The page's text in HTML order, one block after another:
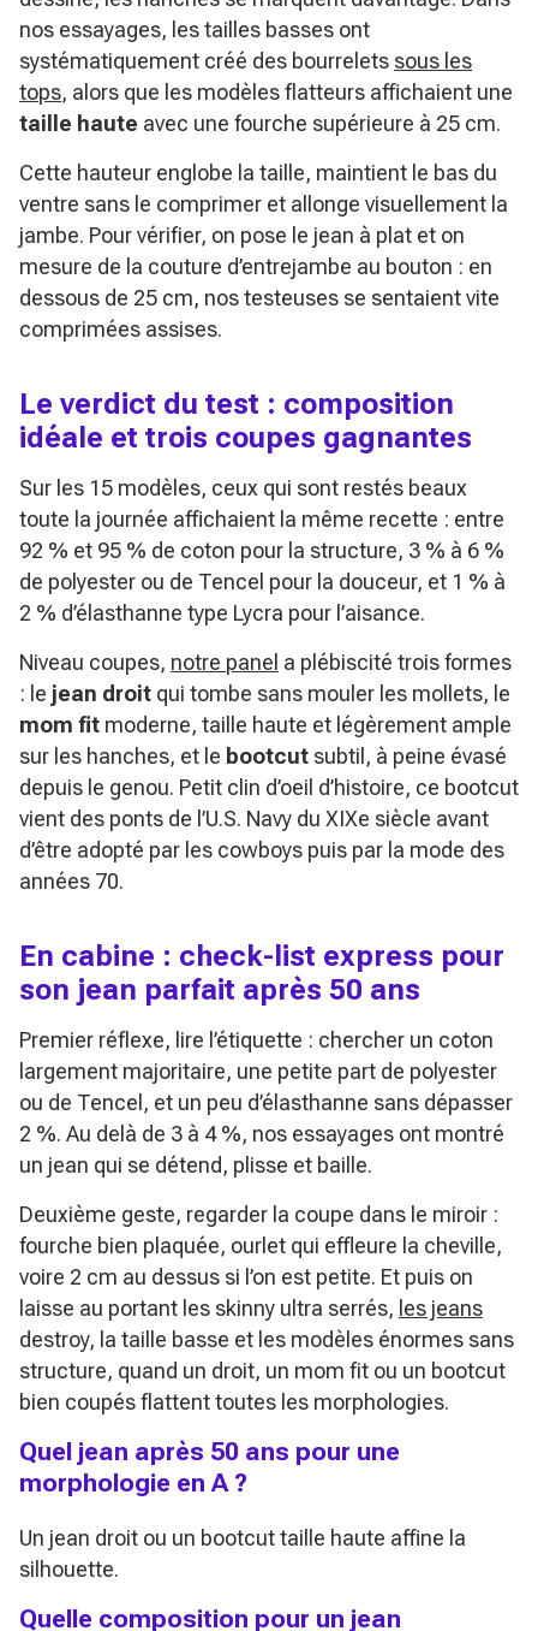
nos essayages, les tailles basses ont
systématiquement créé des bourrelets sous les
tops, alors que les modèles flatteurs affichaient une
taille haute avec une fourche supérieure à 25 cm.
Cette hauteur englobe la taille, maintient le bas du
ventre sans le comprimer et allonge visuellement la
jambe. Pour vérifier, on pose le jean à plat et on
mesure de la couture d’entrejambe au bouton : en
dessous de 25 cm, nos testeuses se sentaient vite
comprimées assises.
Le verdict du test : composition
idéale et trois coupes gagnantes
Sur les 15 modèles, ceux qui sont restés beaux
toute la journée affichaient la même recette : entre
92 % et 95 % de coton pour la structure, 3 % à 6 %
de polyester ou de Tencel pour la douceur, et 1 % à
2 % d’élasthanne type Lycra pour l’aisance.
Niveau coupes, notre panel a plébiscité trois formes
: le jean droit qui tombe sans mouler les mollets, le
mom fit moderne, taille haute et légèrement ample
sur les hanches, et le bootcut subtil, à peine évasé
depuis le genou. Petit clin d’oeil d’histoire, ce bootcut
vient des ponts de l’U.S. Navy du XIXe siècle avant
d’être adopté par les cowboys puis par la mode des
années 70.
En cabine : check-list express pour
son jean parfait après 50 ans
Premier réflexe, lire l’étiquette : chercher un coton
largement majoritaire, une petite part de polyester
ou de Tencel, et un peu d’élasthanne sans dépasser
2 %. Au delà de 3 à 4 %, nos essayages ont montré
un jean qui se détend, plisse et baille.
Deuxième geste, regarder la coupe dans le miroir :
fourche bien plaquée, ourlet qui effleure la cheville,
voire 2 cm au dessus si l’on est petite. Et puis on
laisse au portant les skinny ultra serrés, les jeans
destroy, la taille basse et les modèles énormes sans
structure, quand un droit, un mom fit ou un bootcut
bien coupés flattent toutes les morphologies.
Quel jean après 50 ans pour une
morphologie en A ?
Un jean droit ou un bootcut taille haute affine la
silhouette.
Quelle composition pour un jean